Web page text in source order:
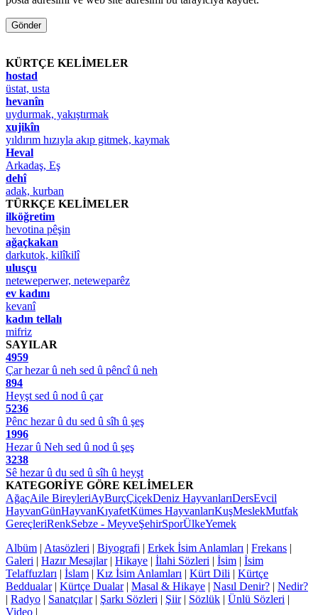
KÜRTÇE KELİMELER
hostad
üstat, usta
hevanîn
uydurmak, yakıştırmak
xujikîn
yıldırım hızıyla akıp gitmek, kaymak
Heval
Arkadaş, Eş
dehî
adak, kurban
TÜRKÇE KELİMELER
ilköğretim
hevotina pêşin
ağaçkakan
darkutok, kilîkilî
ulusçu
neteweperwer, neteweparêz
ev kadını
kevanî
kadın tellalı
mifriz
SAYILAR
4959
Çar hezar û neh sed û pêncî û neh
894
Heyşt sed û nod û çar
5236
Pênc hezar û du sed û sîh û şeş
1996
Hezar û Neh sed û nod û şeş
3238
Sê hezar û du sed û sîh û heyşt
KATEGORİYE GÖRE KELİMELER
AğaçAile BireyleriAyBurçÇiçekDeniz HayvanlarıDersEvcil
HayvanGünHayvanKıyafetKümes HayvanlarıKuşMeslekMutfak
GereçleriRenkSebze - MeyveŞehirSporÜlkeYemek
Albüm | Atasözleri | Biyografi | Erkek İsim Anlamları | Frekans |
Galeri | Hazır Mesajlar| Hikaye | İlahi Sözleri | İsim | İsim
Telaffuzları | İslam | Kız İsim Anlamları | Kürt Dili | Kürtçe
Beddualar| Kürtçe Dualar| Masal & Hikaye | Nasıl Denir? | Nedir?
| Radyo | Sanatçılar| Şarkı Sözleri | Şiir| Sözlük | Ünlü Sözleri |
Video |